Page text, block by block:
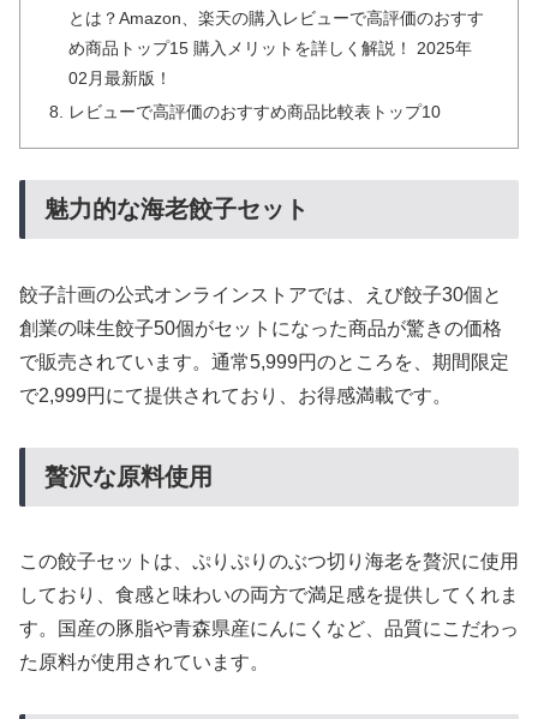
とは？Amazon、楽天の購入レビューで高評価のおすす
め商品トップ15 購入メリットを詳しく解説！ 2025年
02月最新版！
レビューで高評価のおすすめ商品比較表トップ10
魅力的な海老餃子セット
餃子計画の公式オンラインストアでは、えび餃子30個と
創業の味生餃子50個がセットになった商品が驚きの価格
で販売されています。通常5,999円のところを、期間限定
で2,999円にて提供されており、お得感満載です。
贅沢な原料使用
この餃子セットは、ぷりぷりのぶつ切り海老を贅沢に使用
しており、食感と味わいの両方で満足感を提供してくれま
す。国産の豚脂や青森県産にんにくなど、品質にこだわっ
た原料が使用されています。